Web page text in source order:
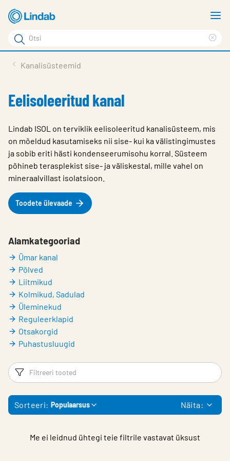
Mine
põhisisu
juurde
Otsi
Otsi
Meist
Logi sisse
Choose languge
Estonia
Kanalisüsteemid
Eelisoleeritud kanal
Lindab ISOL on terviklik eelisoleeritud kanalisüsteem, mis
on mõeldud kasutamiseks nii sise- kui ka välistingimustes
ja sobib eriti hästi kondenseerumisohu korral. Süsteem
põhineb terasplekist sise- ja väliskestal, mille vahel on
mineraalvillast isolatsioon.
Toodete ülevaade
Alamkategooriad
Ümar kanal
Põlved
Liitmikud
Kolmikud, Sadulad
Üleminekud
Reguleerklapid
Otsakorgid
Puhastusluugid
Filtrid
Sorteeri: Populaarsus Näita:
Me ei leidnud ühtegi teie filtrile vastavat üksust